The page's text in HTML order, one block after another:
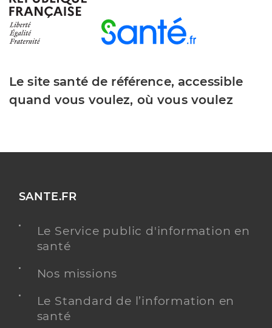
Le site santé de référence, accessible
quand vous voulez, où vous voulez
SANTE.FR
Le Service public d'information en
santé
Nos missions
Le Standard de l’information en
santé